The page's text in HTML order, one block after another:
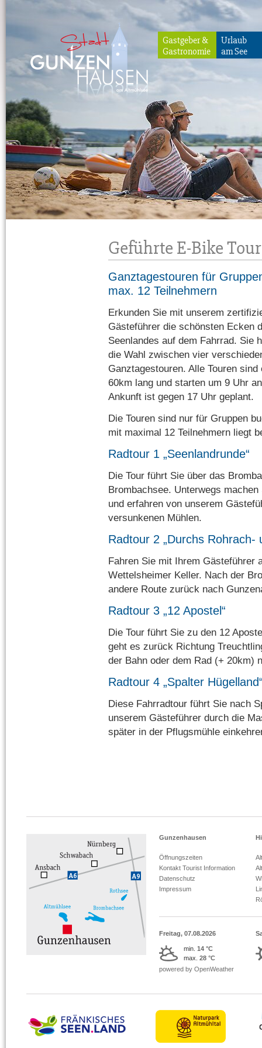
Gunzenhausen
Gastgeber &
Gastronomie
Urlaub
am See
Geführte E-Bike
Ganztagestouren für
max. 12 Teilnehmern
Erkunden Sie mit unserem
Gästeführer die schönsten Ecken
Seenlandes auf dem Fahrrad. Sie
die Wahl zwischen vier
Ganztagestouren. Alle Touren sind
60km lang und starten um 9 Uhr
Ankunft ist gegen 17 Uhr geplant.
Die Touren sind nur für Gruppen
mit maximal 12 Teilnehmern liegt
Radtour 1 „Seenlandrunde“
Die Tour führt Sie über das
Brombachsee. Unterwegs
und erfahren von unserem
versunkenen Mühlen.
Radtour 2 „Durchs Rohrach-
Fahren Sie mit Ihrem Gästeführer
Wettelsheimer Keller. Nach der
andere Route zurück nach
Radtour 3 „12 Apostel“
Die Tour führt Sie zu den 12
geht es zurück Richtung
der Bahn oder dem Rad (+ 20km)
Radtour 4 „Spalter
Diese Fahrradtour führt Sie nach
unserem Gästeführer durch die
später in der Pflugsmühle
Gunzenhausen
Öffnungszeiten
Kontakt Tourist Information
Datenschutz
Impressum
Freitag, 07.08.2026
min. 14 °C
max. 28 °C
powered by OpenWeather